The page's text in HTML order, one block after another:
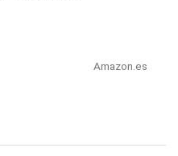
Amazon.es